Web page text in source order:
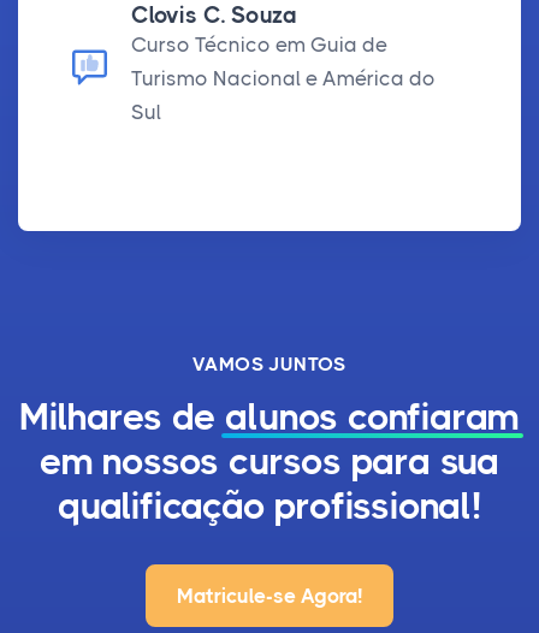
Clovis C. Souza
Curso Técnico em Guia de
Turismo Nacional e América do
Sul
VAMOS JUNTOS
Milhares de alunos confiaram
em nossos cursos para sua
qualificação profissional!
Matricule-se Agora!